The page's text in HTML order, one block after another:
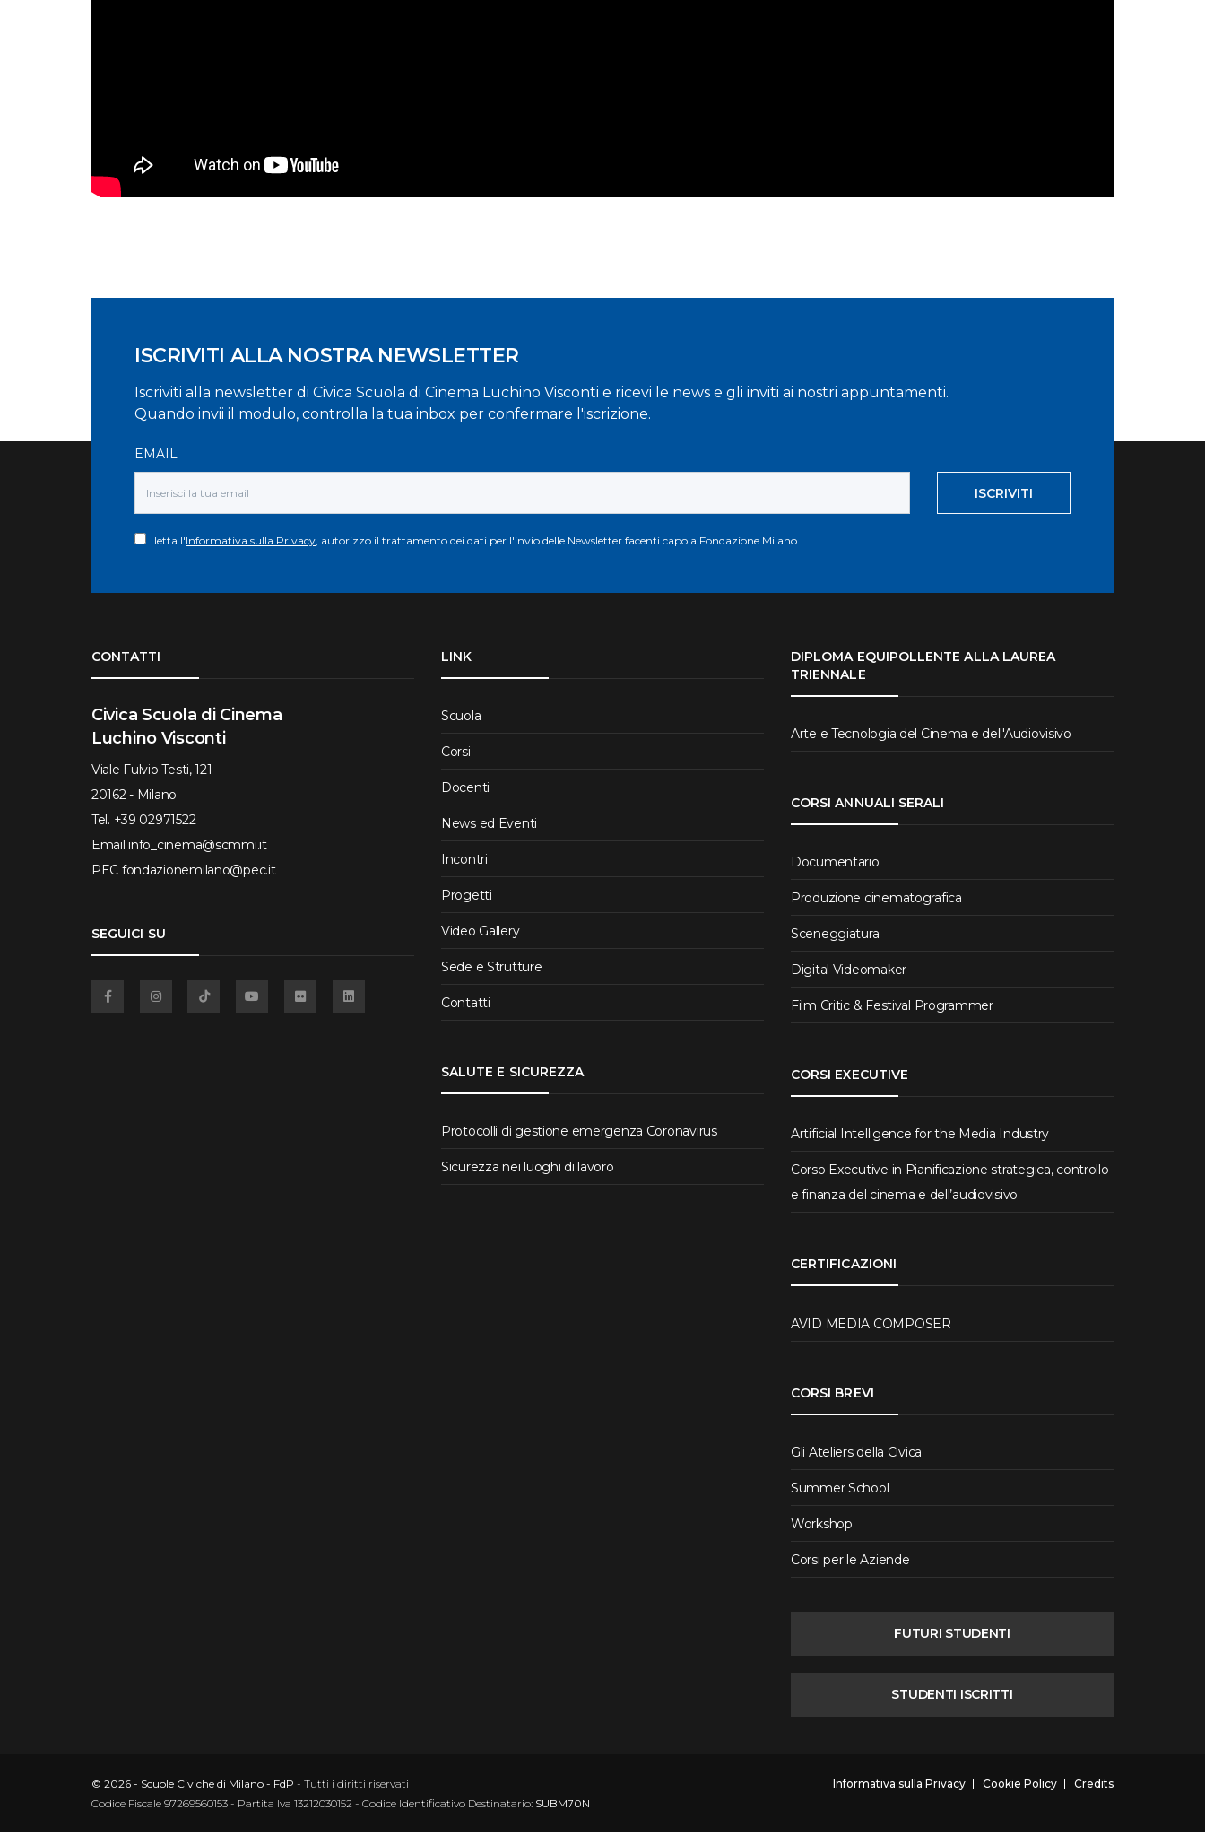
ISCRIVITI ALLA NOSTRA NEWSLETTER
Iscriviti alla newsletter di Civica Scuola di Cinema Luchino Visconti e ricevi le news e gli inviti ai nostri appuntamenti.
Quando invii il modulo, controlla la tua inbox per confermare l'iscrizione.
EMAIL
ISCRIVITI
letta l'Informativa sulla Privacy , autorizzo il trattamento dei dati per l'invio delle Newsletter facenti capo a Fondazione Milano.
CONTATTI
Civica Scuola di Cinema
Luchino Visconti
Viale Fulvio Testi, 121
20162 - Milano
Tel. +39 02971522
Email info_cinema@scmmi.it
PEC fondazionemilano@pec.it
SEGUICI SU
LINK
Scuola
Corsi
Docenti
News ed Eventi
Incontri
Progetti
Video Gallery
Sede e Strutture
Contatti
SALUTE E SICUREZZA
Protocolli di gestione emergenza Coronavirus
Sicurezza nei luoghi di lavoro
DIPLOMA EQUIPOLLENTE ALLA LAUREA
TRIENNALE
Arte e Tecnologia del Cinema e dell'Audiovisivo
CORSI ANNUALI SERALI
Documentario
Produzione cinematografica
Sceneggiatura
Digital Videomaker
Film Critic & Festival Programmer
CORSI EXECUTIVE
Artificial Intelligence for the Media Industry
Corso Executive in Pianificazione strategica, controllo
e finanza del cinema e dell’audiovisivo
CERTIFICAZIONI
AVID MEDIA COMPOSER
CORSI BREVI
Gli Ateliers della Civica
Summer School
Workshop
Corsi per le Aziende
FUTURI STUDENTI
STUDENTI ISCRITTI
© 2026 - Scuole Civiche di Milano - FdP - Tutti i diritti riservati
Codice Fiscale 97269560153 - Partita Iva 13212030152 - Codice Identificativo Destinatario: SUBM70N
Informativa sulla Privacy Cookie Policy Credits